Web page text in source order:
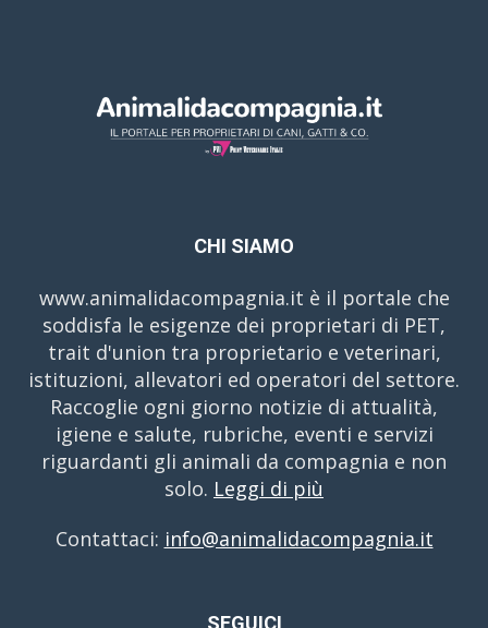
CHI SIAMO
www.animalidacompagnia.it è il portale che
soddisfa le esigenze dei proprietari di PET,
trait d'union tra proprietario e veterinari,
istituzioni, allevatori ed operatori del settore.
Raccoglie ogni giorno notizie di attualità,
igiene e salute, rubriche, eventi e servizi
riguardanti gli animali da compagnia e non
solo. Leggi di più
Contattaci: info@animalidacompagnia.it
SEGUICI